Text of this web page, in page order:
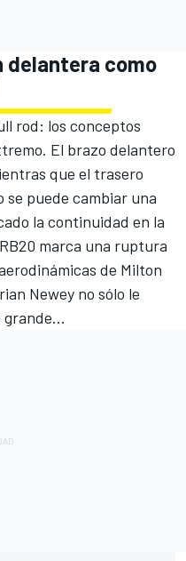
delantera como
rod: los conceptos
El brazo delantero
que el trasero
se puede cambiar una
la continuidad en la
marca una ruptura
de Milton
Newey no sólo le
grande...